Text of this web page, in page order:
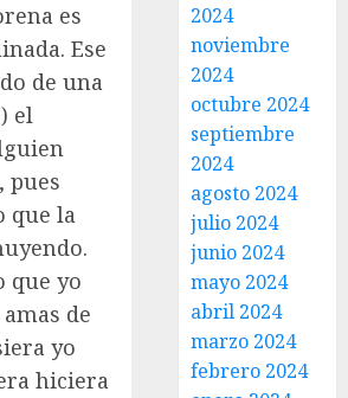
es
Ese
de una
el
pues
que la
que yo
de
yo
hiciera
2024
noviembre
2024
octubre 2024
septiembre
2024
agosto 2024
julio 2024
junio 2024
mayo 2024
abril 2024
marzo 2024
febrero 2024